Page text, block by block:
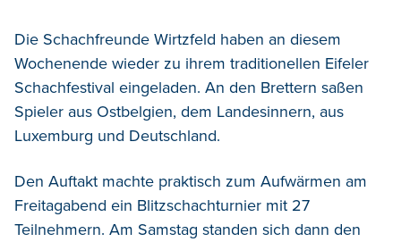
Die Schachfreunde Wirtzfeld haben an diesem
Wochenende wieder zu ihrem traditionellen Eifeler
Schachfestival eingeladen. An den Brettern saßen
Spieler aus Ostbelgien, dem Landesinnern, aus
Luxemburg und Deutschland.
Den Auftakt machte praktisch zum Aufwärmen am
Freitagabend ein Blitzschachturnier mit 27
Teilnehmern. Am Samstag standen sich dann den